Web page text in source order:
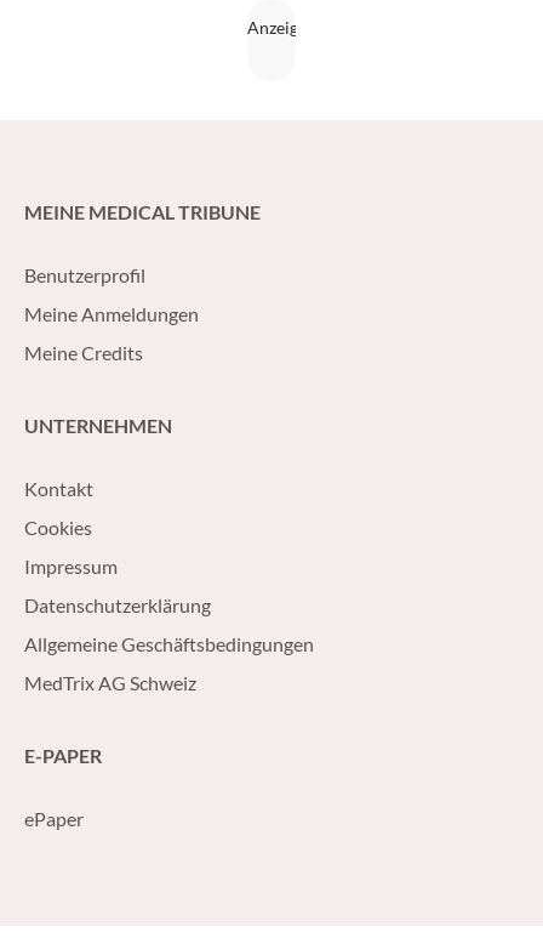
MEINE MEDICAL TRIBUNE
Benutzerprofil
Meine Anmeldungen
Meine Credits
UNTERNEHMEN
Kontakt
Cookies
Impressum
Datenschutzerklärung
Allgemeine Geschäftsbedingungen
MedTrix AG Schweiz
E-PAPER
ePaper